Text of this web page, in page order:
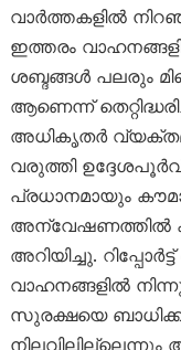
വാർത്തകളിൽ
ഇത്തരം
ശബ്ദങ്ങൾ പലരും
ആണെന്ന്
അധികൃതർ
വരുത്തി
പ്രധാനമായും
അന്വേഷണത്തിൽ
അറിയിച്ചു.
വാഹനങ്ങളിൽ
സുരക്ഷയെ